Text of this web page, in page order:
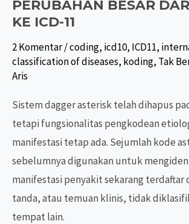
PERUBAHAN BESAR
KE ICD-11
2 Komentar/coding, icd10, ICD11,
classification of diseases, koding, Tak
Aris
Sistem dagger asterisk telah dihapus
tetapi fungsionalitas pengkodean
manifestasi tetap ada. Sejumlah kode
sebelumnya digunakan untuk
manifestasi penyakit sekarang terdaftar
tanda, atau temuan klinis, tidak
tempat lain.